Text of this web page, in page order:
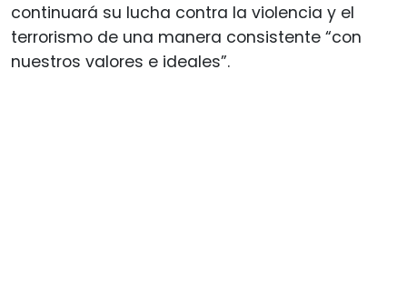
continuará su lucha contra la violencia y el
terrorismo de una manera consistente “con
nuestros valores e ideales”.